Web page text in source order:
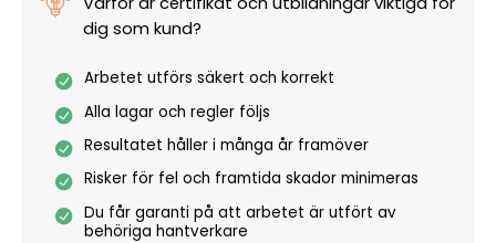
dig som kund?
Arbetet utförs säkert och korrekt
Alla lagar och regler följs
Resultatet håller i många år framöver
Risker för fel och framtida skador minimeras
Du får garanti på att arbetet är utfört av
behöriga hantverkare